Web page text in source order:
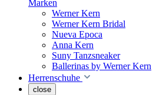
Marken
Werner Kern
Werner Kern Bridal
Nueva Epoca
Anna Kern
Suny Tanzsneaker
Ballerinas by Werner Kern
Herrenschuhe
close